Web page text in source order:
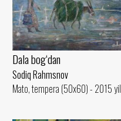
Dala bog‘dan
Sodiq Rahmsnov
Mato, tempera (50x60) - 2015 yil